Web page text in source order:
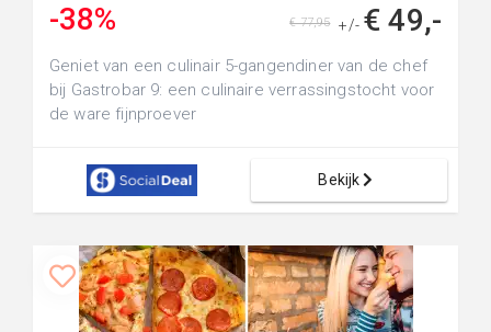
-38% +/- € 49,-
€ 77,95
Geniet van een culinair 5-gangendiner van de chef
bij Gastrobar 9: een culinaire verrassingstocht voor
de ware fijnproever
Bekijk